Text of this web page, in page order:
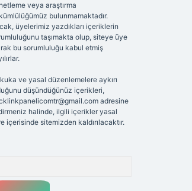
veya araştırma
bulunmamaktadır.
üyelerimiz yazdıkları içeriklerin
taşımakta olup, siteye üye
bu sorumluluğu kabul etmiş
ve yasal düzenlemelere aykırı
düşündüğünüz içerikleri,
adresine
halinde, ilgili içerikler yasal
içerisinde sitemizden kaldırılacaktır.